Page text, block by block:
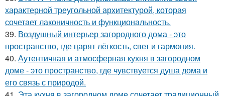
характерной треугольной архитектурой, которая
сочетает лаконичность и функциональность.
39. Воздушный интерьер загородного дома - это
пространство, где царят лёгкость, свет и гармония.
40. Аутентичная и атмосферная кухня в загородном
доме - это пространство, где чувствуется душа дома и
его связь с природой.